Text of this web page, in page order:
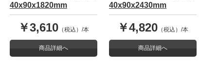
40x90x1820mm
￥3,610 （税込）/本
商品詳細へ
40x90x2430mm
￥4,820 （税込）/本
商品詳細へ